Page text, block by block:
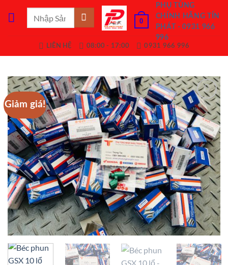
0
PHỤ TÙNG
CHÍNH HÃNG TÍN
PHÁT - 0931 966
996
LIÊN HỆ 08:00 - 17:00 0931 966 996
Giảm giá!
Add to
Wishlist